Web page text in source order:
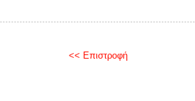
<< Επιστροφή